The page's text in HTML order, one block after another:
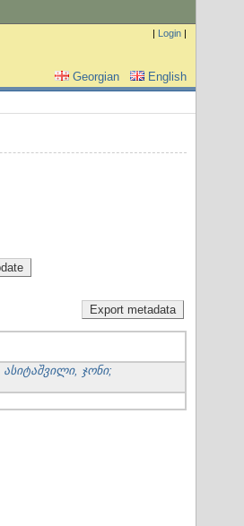
| Login |
Georgian
English
ასიტაშვილი, ჯონი;